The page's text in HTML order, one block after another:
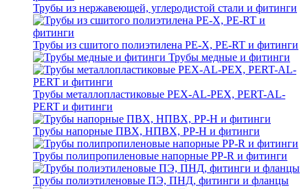
Трубы из нержавеющей, углеродистой стали и фитинги
Трубы из сшитого полиэтилена PE-X, PE-RT и фитинги
Трубы медные и фитинги
Трубы металлопластиковые PEX-AL-PEX, PERT-AL-
PERT и фитинги
Трубы напорные ПВХ, НПВХ, PP-H и фитинги
Трубы полипропиленовые напорные PP-R и фитинги
Трубы полиэтиленовые ПЭ, ПНД, фитинги и фланцы